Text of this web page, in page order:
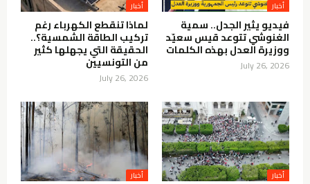
أخبار
فيديو يثير الجدل.. سمية
الغنوشي تتوعد قيس سعيّد
ووزيرة العدل بهذه الكلمات
July 26, 2026
أخبار
لماذا تنقطع الكهرباء رغم
تركيب الطاقة الشمسية؟..
الحقيقة التي يجهلها كثير
من التونسيين
July 26, 2026
أخبار أخبار